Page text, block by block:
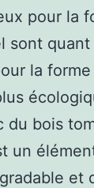
pour la
sont
la
du bois
un
et